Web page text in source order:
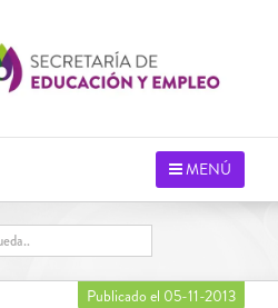
MENÚ
Publicado el 05-11-2013